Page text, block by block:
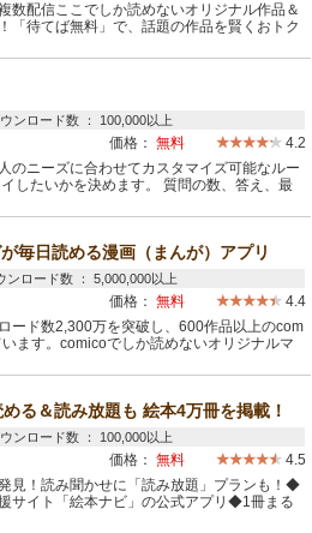
数配信ここでしか読めないオリジナル作品＆
「待てば無料」で、話題の作品を賢くおトク
ンロード数 ： 100,000以上
価格： 無料
4.2
のニーズに合わせてカスタマイズ可能なルー
したいかを決めます。 質問の数、答え、最
毎日読める漫画（まんが）アプリ
ンロード数 ： 5,000,000以上
価格： 無料
4.4
ード数2,300万を突破し、600作品以上のcom
ます。comicoでしか読めないオリジナルマ
る＆読み放題も 絵本4万冊を掲載！
ンロード数 ： 100,000以上
価格： 無料
4.5
見！読み聞かせに「読み放題」プランも！◆
サイト「絵本ナビ」の公式アプリ◆1冊まる